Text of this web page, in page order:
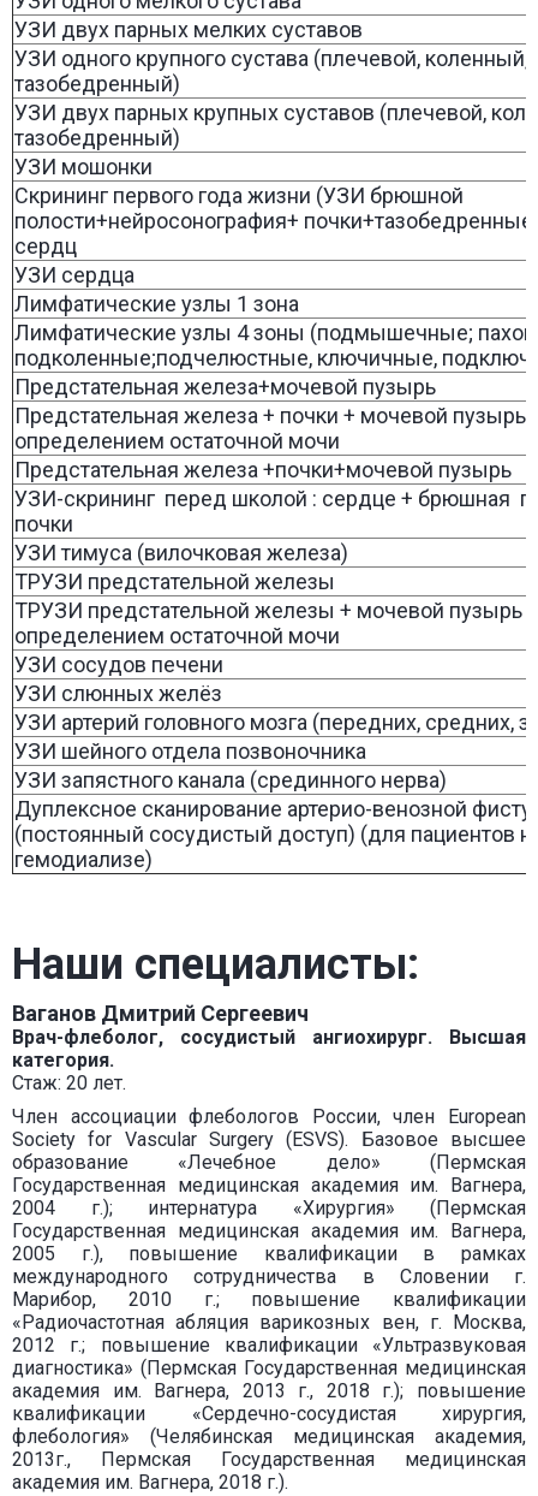
УЗИ двух парных мелких суставов
УЗИ одного крупного сустава (плечевой, коленный,
тазобедренный)
УЗИ двух парных крупных суставов (плечевой,
тазобедренный)
УЗИ мошонки
Скрининг первого года жизни (УЗИ брюшной
полости+нейросонография+
сердц
УЗИ сердца
Лимфатические узлы 1 зона
Лимфатические узлы 4 зоны (подмышечные;
подколенные;подчелюстные, ключичные,
Предстательная железа+мочевой пузырь
Предстательная железа + почки + мочевой пузырь
определением остаточной мочи
Предстательная железа +почки+мочевой пузырь
УЗИ-скрининг перед школой : сердце + брюшная
почки
УЗИ тимуса (вилочковая железа)
ТРУЗИ предстательной железы
ТРУЗИ предстательной железы + мочевой пузырь с
определением остаточной мочи
УЗИ сосудов печени
УЗИ слюнных желёз
УЗИ артерий головного мозга (передних, средних,
УЗИ шейного отдела позвоночника
УЗИ запястного канала (срединного нерва)
Дуплексное сканирование артерио-венозной
(постоянный сосудистый доступ) (для пациентов
гемодиализе)
Наши специалисты:
Ваганов Дмитрий Сергеевич
Врач-флеболог, сосудистый ангиохирург. Высшая
категория.
Стаж: 20 лет.
Член ассоциации флебологов России, член European
Society for Vascular Surgery (ESVS). Базовое высшее
образование «Лечебное дело» (Пермская
Государственная медицинская академия им. Вагнера,
2004 г.); интернатура «Хирургия» (Пермская
Государственная медицинская академия им. Вагнера,
2005 г.), повышение квалификации в рамках
международного сотрудничества в Словении г.
Марибор, 2010 г.; повышение квалификации
«Радиочастотная абляция варикозных вен, г. Москва,
2012 г.; повышение квалификации «Ультразвуковая
диагностика» (Пермская Государственная медицинская
академия им. Вагнера, 2013 г., 2018 г.); повышение
квалификации «Сердечно-сосудистая хирургия,
флебология» (Челябинская медицинская академия,
2013г., Пермская Государственная медицинская
академия им. Вагнера, 2018 г.).